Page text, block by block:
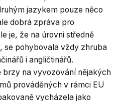
jazykem pouze něco
dobrá zpráva pro
je, že na úrovni středně
se pohybovala vždy zhruba
i angličtinářů.
brzy na vyvozování nějakých
prováděných v rámci EU
vycházela jako